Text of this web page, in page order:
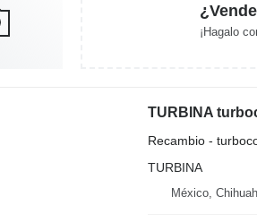
¡Hagalo
TURBINA
Recambio -
TURBINA
México,